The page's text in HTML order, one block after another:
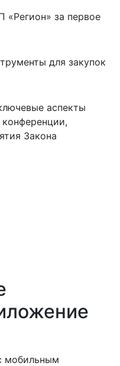
за первое
для закупок
аспекты
Закона
мобильным